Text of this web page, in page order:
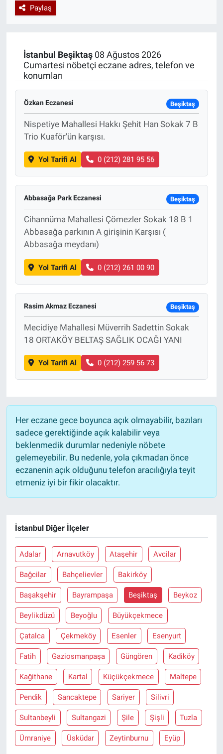
Paylaş
İstanbul Beşiktaş08 Ağustos 2026
Cumartesi nöbetçi eczane adres, telefon ve
konumları
Özkan Eczanesi Beşiktaş
Nispetiye Mahallesi Hakkı Şehit Han Sokak 7 B
Trio Kuaför'ün karşısı.
Yol Tarifi Al 0 (212) 281 95 56
Abbasağa Park Eczanesi Beşiktaş
Cihannüma Mahallesi Çömezler Sokak 18 B 1
Abbasağa parkının A girişinin Karşısı (
Abbasağa meydanı)
Yol Tarifi Al 0 (212) 261 00 90
Rasim Akmaz Eczanesi Beşiktaş
Mecidiye Mahallesi Müverrih Sadettin Sokak
18 ORTAKÖY BELTAŞ SAĞLIK OCAĞI YANI
Yol Tarifi Al 0 (212) 259 56 73
Her eczane gece boyunca açık olmayabilir, bazıları
sadece gerektiğinde açık kalabilir veya
beklenmedik durumlar nedeniyle nöbete
gelemeyebilir. Bu nedenle, yola çıkmadan önce
eczanenin açık olduğunu telefon aracılığıyla teyit
etmeniz iyi bir fikir olacaktır.
İstanbul Diğer İlçeler
Adalar Arnavutköy Ataşehir Avcilar
Bağcilar Bahçelievler Bakirköy
Başakşehir Bayrampaşa Beşiktaş Beykoz
Beylikdüzü Beyoğlu Büyükçekmece
Çatalca Çekmeköy Esenler Esenyurt
Fatih Gaziosmanpaşa Güngören Kadiköy
Kağithane Kartal Küçükçekmece Maltepe
Pendik Sancaktepe Sariyer Silivri
Sultanbeyli Sultangazi Şile Şişli Tuzla
Ümraniye Üsküdar Zeytinburnu Eyüp
Özel Haberler
Dünya
Özel Haberler
Erişim Bilgileri
Teknoloji
Ramazan
Haber Arşivi